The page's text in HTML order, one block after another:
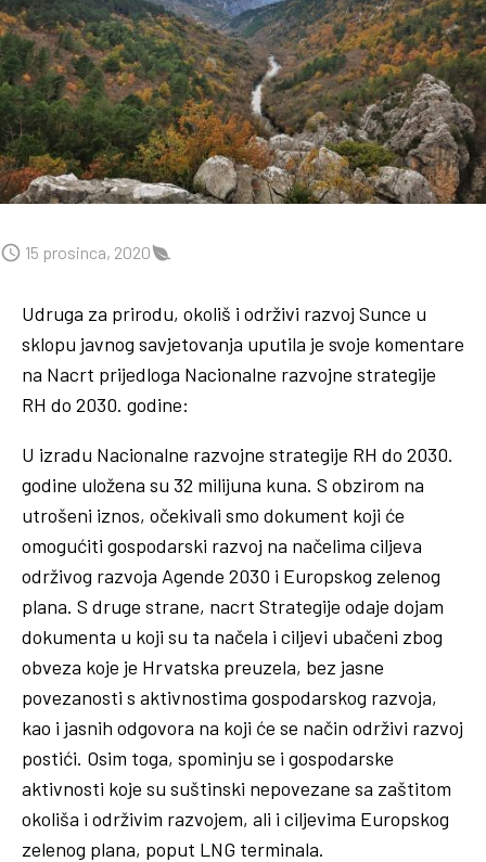
15 prosinca, 2020
Udruga za prirodu, okoliš i održivi razvoj Sunce u
sklopu javnog savjetovanja uputila je svoje komentare
na Nacrt prijedloga Nacionalne razvojne strategije
RH do 2030. godine:
U izradu Nacionalne razvojne strategije RH do 2030.
godine uložena su 32 milijuna kuna. S obzirom na
utrošeni iznos, očekivali smo dokument koji će
omogućiti gospodarski razvoj na načelima ciljeva
održivog razvoja Agende 2030 i Europskog zelenog
plana. S druge strane, nacrt Strategije odaje dojam
dokumenta u koji su ta načela i ciljevi ubačeni zbog
obveza koje je Hrvatska preuzela, bez jasne
povezanosti s aktivnostima gospodarskog razvoja,
kao i jasnih odgovora na koji će se način održivi razvoj
postići. Osim toga, spominju se i gospodarske
aktivnosti koje su suštinski nepovezane sa zaštitom
okoliša i održivim razvojem, ali i ciljevima Europskog
zelenog plana, poput LNG terminala.